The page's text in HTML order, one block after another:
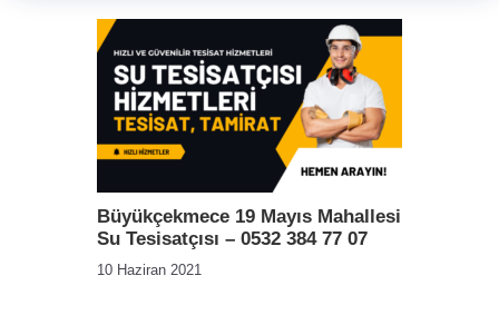
Büyükçekmece 19 Mayıs Mahallesi
Su Tesisatçısı – 0532 384 77 07
10 Haziran 2021